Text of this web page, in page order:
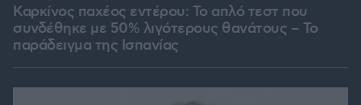
Καρκίνος παχέος εντέρου: Το απλό τεστ που
συνδέθηκε με 50% λιγότερους θανάτους – Το
παράδειγμα της Ισπανίας